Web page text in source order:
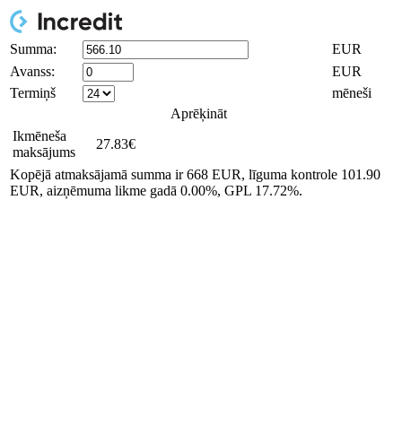
Summa:
EUR
Avanss:
EUR
Termiņš
mēneši
Aprēķināt
Ikmēneša
maksājums
27.83€
Kopējā atmaksājamā summa ir668 EUR, līguma kontrole 101.90
EUR, aizņēmuma likme gadā 0.00%, GPL 17.72%.